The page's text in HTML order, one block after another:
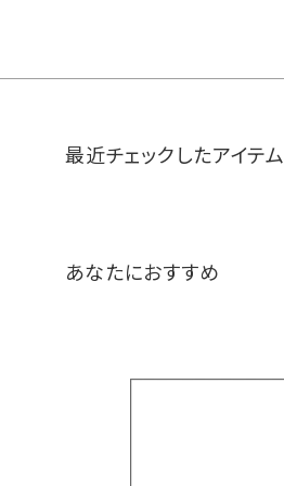
最近チェックしたアイテム
あなたにおすすめ